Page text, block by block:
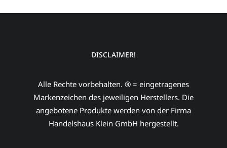
DISCLAIMER!
Alle Rechte vorbehalten. ® = eingetragenes
Markenzeichen des jeweiligen Herstellers. Die
angebotene Produkte werden von der Firma
Handelshaus Klein GmbH hergestellt.